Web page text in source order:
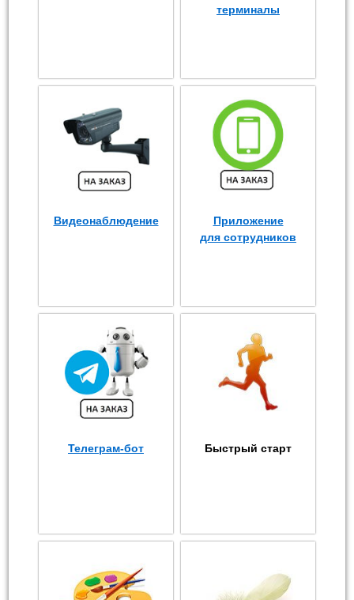
терминалы
Видеонаблюдение
Приложение
для сотрудников
Телеграм-бот Быстрый старт